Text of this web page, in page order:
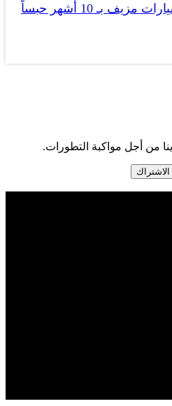
مراكش.. إدانة حارس سيارات مزيف بـ 10 أشهر حبساً
من أجل مواكبة التطورات.
الاشتراك